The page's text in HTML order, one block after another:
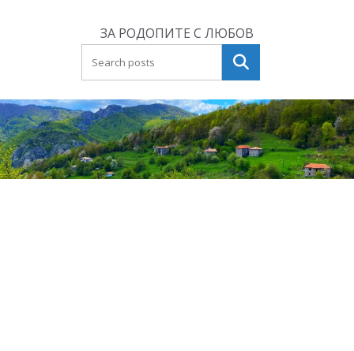
ЗА РОДОПИТЕ С ЛЮБОВ
Търсене